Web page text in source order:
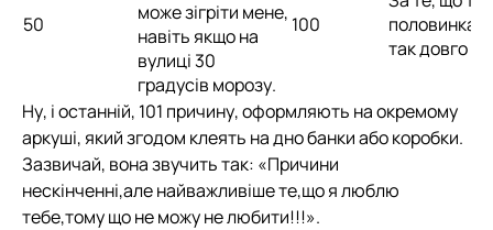
50
може зігріти мене,
навіть якщо на
вулиці 30
градусів морозу.
100
половинка,
так довго
Ну, і останній, 101 причину, оформляють на окремому
аркуші, який згодом клеять на дно банки або коробки.
Зазвичай, вона звучить так: «Причини
нескінченні,але найважливіше те,що я люблю
тебе,тому що не можу не любити!!!».